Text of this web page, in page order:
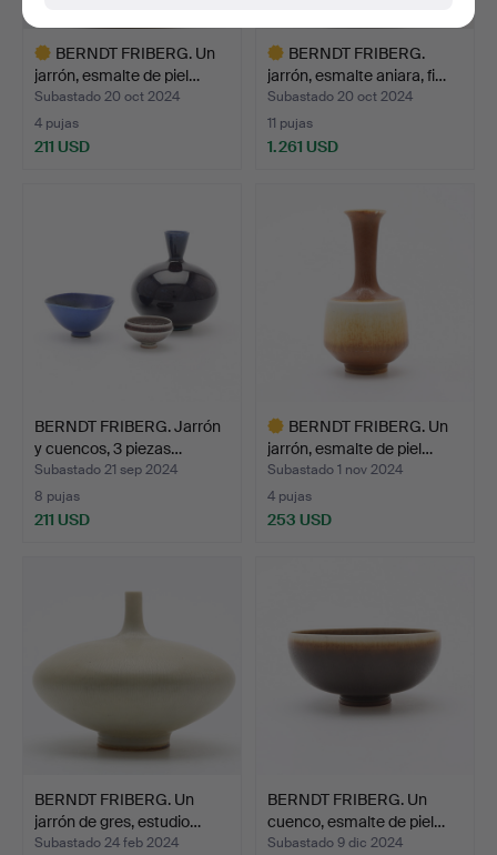
BERNDT FRIBERG. Un
jarrón, esmalte de piel…
Subastado 20 oct 2024
4 pujas
211 USD
BERNDT FRIBERG.
jarrón, esmalte aniara, fi…
Subastado 20 oct 2024
11 pujas
1.261 USD
BERNDT FRIBERG. Jarrón
y cuencos, 3 piezas…
Subastado 21 sep 2024
8 pujas
211 USD
BERNDT FRIBERG. Un
jarrón, esmalte de piel…
Subastado 1 nov 2024
4 pujas
253 USD
BERNDT FRIBERG. Un
jarrón de gres, estudio…
Subastado 24 feb 2024
BERNDT FRIBERG. Un
cuenco, esmalte de piel…
Subastado 9 dic 2024